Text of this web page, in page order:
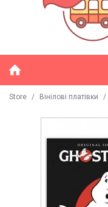
Store / Вінілові платівки /